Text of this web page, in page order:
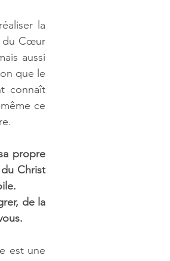
la
du Cœur
aussi
que le
connaît
ce
propre
Christ
de la
est une